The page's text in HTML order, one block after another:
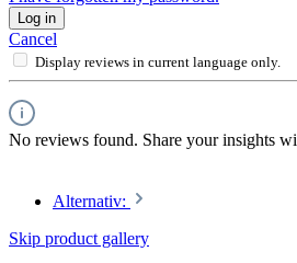
Log in
Cancel
Display reviews in current language only.
No reviews found. Share your insights
Alternativ:
Skip product gallery